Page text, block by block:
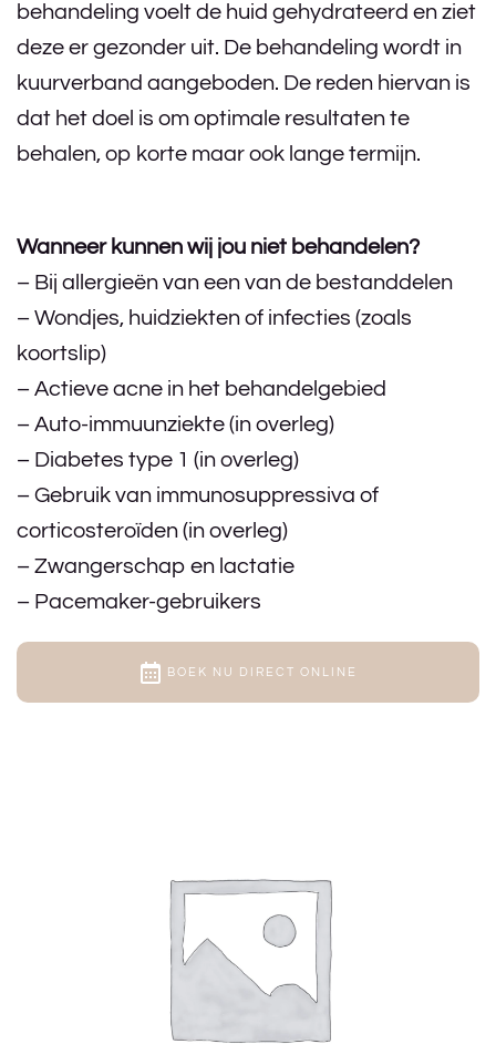
behandeling voelt de huid gehydrateerd en ziet
deze er gezonder uit. De behandeling wordt in
kuurverband aangeboden. De reden hiervan is
dat het doel is om optimale resultaten te
behalen, op korte maar ook lange termijn.
Wanneer kunnen wij jou niet behandelen?
– Bij allergieën van een van de bestanddelen
– Wondjes, huidziekten of infecties (zoals
koortslip)
– Actieve acne in het behandelgebied
– Auto-immuunziekte (in overleg)
– Diabetes type 1 (in overleg)
– Gebruik van immunosuppressiva of
corticosteroïden (in overleg)
– Zwangerschap en lactatie
– Pacemaker-gebruikers
BOEK NU DIRECT ONLINE